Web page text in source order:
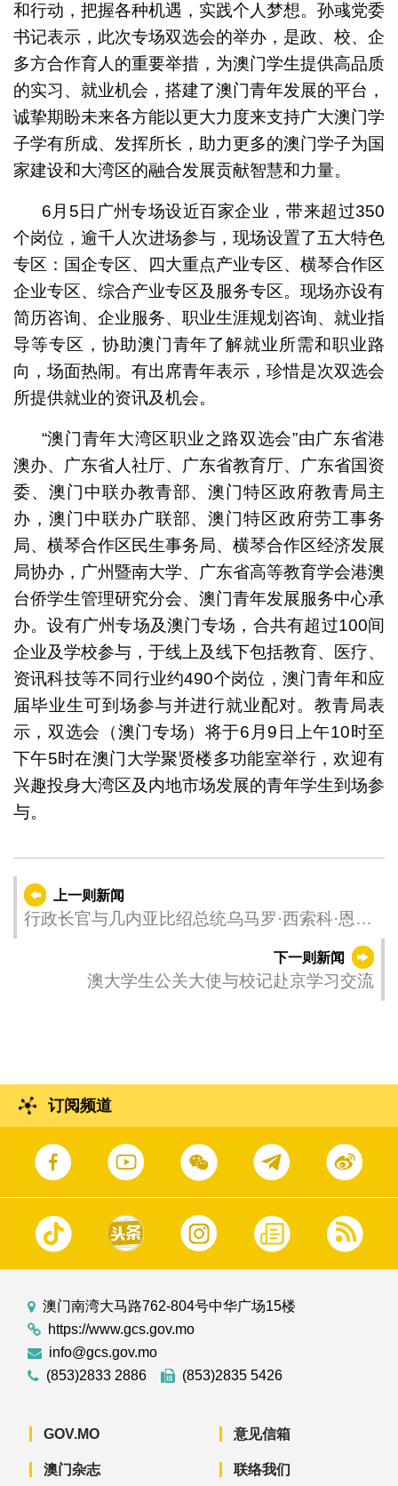
和行动，把握各种机遇，实践个人梦想。孙彧党委
书记表示，此次专场双选会的举办，是政、校、企
多方合作育人的重要举措，为澳门学生提供高品质
的实习、就业机会，搭建了澳门青年发展的平台，
诚挚期盼未来各方能以更大力度来支持广大澳门学
子学有所成、发挥所长，助力更多的澳门学子为国
家建设和大湾区的融合发展贡献智慧和力量。
6月5日广州专场设近百家企业，带来超过350
个岗位，逾千人次进场参与，现场设置了五大特色
专区：国企专区、四大重点产业专区、横琴合作区
企业专区、综合产业专区及服务专区。现场亦设有
简历咨询、企业服务、职业生涯规划咨询、就业指
导等专区，协助澳门青年了解就业所需和职业路
向，场面热闹。有出席青年表示，珍惜是次双选会
所提供就业的资讯及机会。
“澳门青年大湾区职业之路双选会”由广东省港
澳办、广东省人社厅、广东省教育厅、广东省国资
委、澳门中联办教青部、澳门特区政府教青局主
办，澳门中联办广联部、澳门特区政府劳工事务
局、横琴合作区民生事务局、横琴合作区经济发展
局协办，广州暨南大学、广东省高等教育学会港澳
台侨学生管理研究分会、澳门青年发展服务中心承
办。设有广州专场及澳门专场，合共有超过100间
企业及学校参与，于线上及线下包括教育、医疗、
资讯科技等不同行业约490个岗位，澳门青年和应
届毕业生可到场参与并进行就业配对。教青局表
示，双选会（澳门专场）将于6月9日上午10时至
下午5时在澳门大学聚贤楼多功能室举行，欢迎有
兴趣投身大湾区及内地市场发展的青年学生到场参
与。
上一则新闻
行政长官与几内亚比绍总统乌马罗·西索科·恩巴
下一则新闻
澳大学生公关大使与校记赴京学习交流
订阅频道
澳门南湾大马路762-804号中华广场15楼
https://www.gcs.gov.mo
info@gcs.gov.mo
(853)2833 2886
(853)2835 5426
GOV.MO
澳门杂志
意见信箱
联络我们